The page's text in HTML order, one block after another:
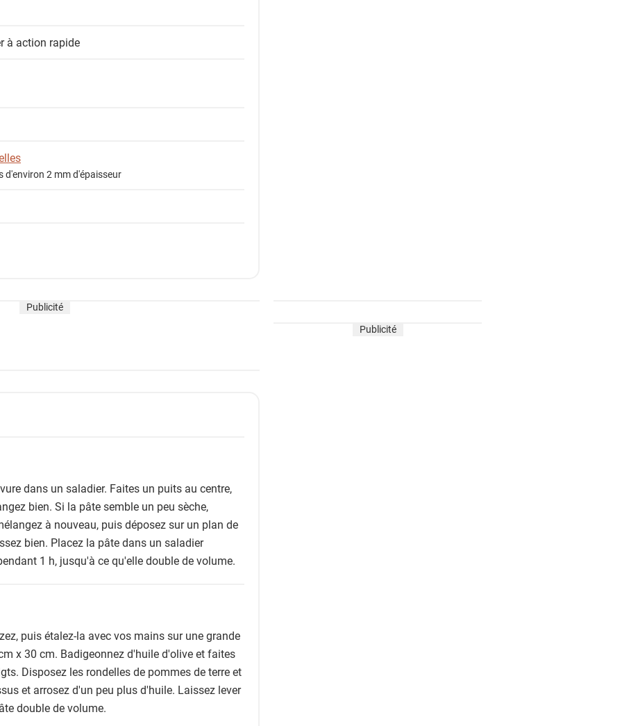
à action rapide
d'environ 2 mm d'épaisseur
Publicité
dans un saladier. Faites un puits au centre,
bien. Si la pâte semble un peu sèche,
à nouveau, puis déposez sur un plan de
bien. Placez la pâte dans un saladier
1 h, jusqu'à ce qu'elle double de volume.
puis étalez-la avec vos mains sur une grande
x 30 cm. Badigeonnez d'huile d'olive et faites
Disposez les rondelles de pommes de terre et
et arrosez d'un peu plus d'huile. Laissez lever
double de volume.
Publicité